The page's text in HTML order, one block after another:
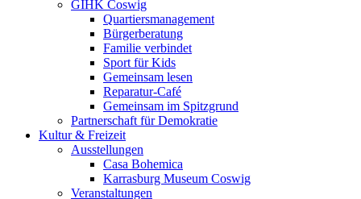
GIHK Coswig
Quartiersmanagement
Bürgerberatung
Familie verbindet
Sport für Kids
Gemeinsam lesen
Reparatur-Café
Gemeinsam im Spitzgrund
Partnerschaft für Demokratie
Kultur & Freizeit
Ausstellungen
Casa Bohemica
Karrasburg Museum Coswig
Veranstaltungen